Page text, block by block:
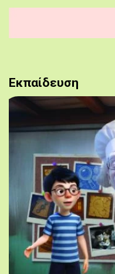
Εκπαίδευση